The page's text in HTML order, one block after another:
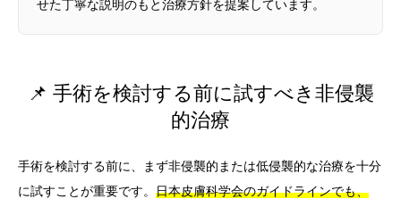
せた丁寧な説明のもと治療方針を提案しています。
📌 手術を検討する前に試すべき非侵襲
的治療
手術を検討する前に、まず非侵襲的または低侵襲的な治療を十分
に試すことが重要です。 日本皮膚科学会のガイドラインでも、